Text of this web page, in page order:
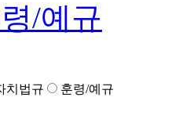
/예규
치법규 훈령/예규